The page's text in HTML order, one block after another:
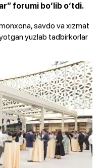
forumi bo‘lib o‘tdi.
savdo va xizmat
yuzlab tadbirkorlar